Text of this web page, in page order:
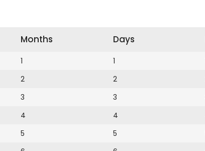
Months
1
2
3
4
5
Days
1
2
3
4
5